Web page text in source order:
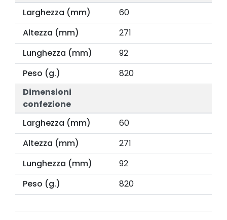
Larghezza (mm)
60
Altezza (mm)
271
Lunghezza (mm)
92
Peso (g.)
820
Dimensioni
confezione
Larghezza (mm)
60
Altezza (mm)
271
Lunghezza (mm)
92
Peso (g.)
820